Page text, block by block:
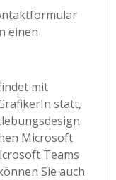
einen
mit
statt,
Microsoft
Teams
Sie auch